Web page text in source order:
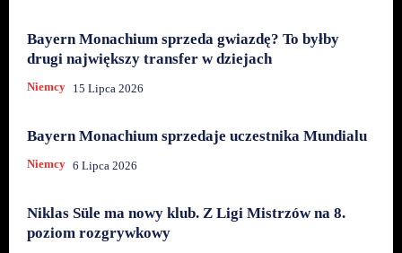
Bayern Monachium sprzeda gwiazdę? To byłby
drugi największy transfer w dziejach
Niemcy 15 Lipca 2026
Bayern Monachium sprzedaje uczestnika Mundialu
Niemcy 6 Lipca 2026
Niklas Süle ma nowy klub. Z Ligi Mistrzów na 8.
poziom rozgrywkowy